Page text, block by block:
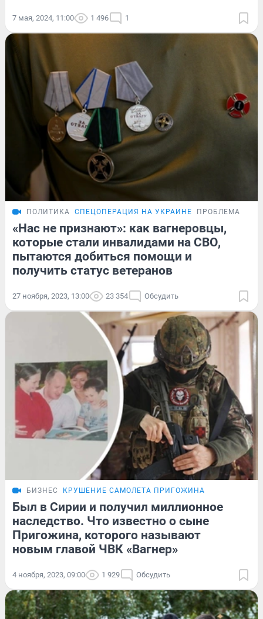
7 мая, 2024, 11:00 1 496 1
ПОЛИТИКА СПЕЦОПЕРАЦИЯ НА УКРАИНЕ ПРОБЛЕМА
«Нас не признают»: как вагнеровцы,
которые стали инвалидами на СВО,
пытаются добиться помощи и
получить статус ветеранов
27 ноября, 2023, 13:00 23 354 Обсудить
БИЗНЕС КРУШЕНИЕ САМОЛЕТА ПРИГОЖИНА
Был в Сирии и получил миллионное
наследство. Что известно о сыне
Пригожина, которого называют
новым главой ЧВК «Вагнер»
4 ноября, 2023, 09:00 1 929 Обсудить